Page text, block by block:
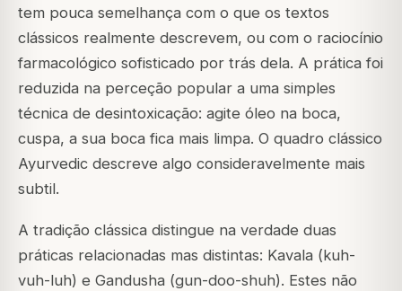
tem pouca semelhança com o que os textos
clássicos realmente descrevem, ou com o raciocínio
farmacológico sofisticado por trás dela. A prática foi
reduzida na perceção popular a uma simples
técnica de desintoxicação: agite óleo na boca,
cuspa, a sua boca fica mais limpa. O quadro clássico
Ayurvedic descreve algo consideravelmente mais
subtil.
A tradição clássica distingue na verdade duas
práticas relacionadas mas distintas: Kavala (kuh-
vuh-luh) e Gandusha (gun-doo-shuh). Estes não